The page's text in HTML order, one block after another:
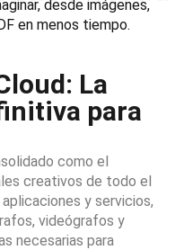
desde imágenes,
en menos tiempo.
La
para
como el
creativos de todo el
y servicios,
videógrafos y
necesarias para